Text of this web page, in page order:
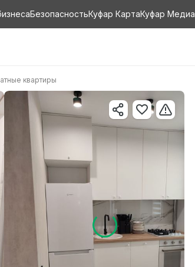
БезопасностьКуфар КартаКуфар Медиа
квартиры